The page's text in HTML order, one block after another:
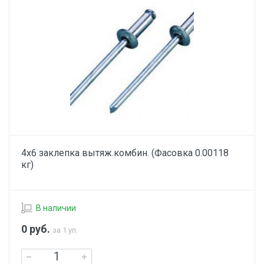
4х6 заклепка вытяж.комбин. (Фасовка 0.00118
кг)
В наличии
0 руб. за 1 уп.